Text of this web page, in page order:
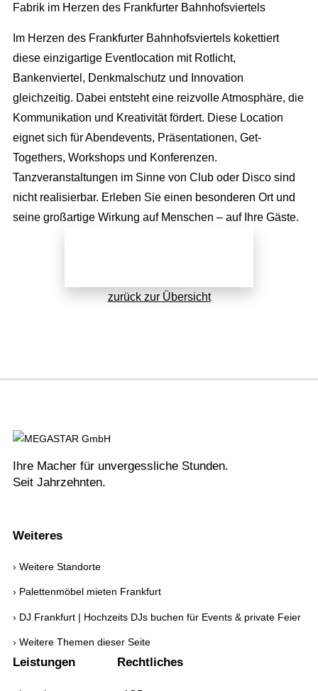
Full Service Agentur
Flexible Eventmanager
Locations
Eventausstattung
Technik
Catering
Dekoration
Eventmanagement
Wir planen Ihr Event
Corporate Events
Exhibition Events
Incentives
Kinder Events
Marketing
Events & Marketing
Eventmarketing
Promotion
Advertising
Referenzen
Über uns
Die Agentur
Konzeption
Stellenangebote
AGB
Fabrik im Herzen des Frankfurter Bahnhofsviertels
Im Herzen des Frankfurter Bahnhofsviertels kokettiert
diese einzigartige Eventlocation mit Rotlicht,
Bankenviertel, Denkmalschutz und Innovation
gleichzeitig. Dabei entsteht eine reizvolle Atmosphäre, die
Kommunikation und Kreativität fördert. Diese Location
eignet sich für Abendevents, Präsentationen, Get-
Togethers, Workshops und Konferenzen.
Tanzveranstaltungen im Sinne von Club oder Disco sind
nicht realisierbar. Erleben Sie einen besonderen Ort und
seine großartige Wirkung auf Menschen – auf Ihre Gäste.
zurück zur Übersicht
Ihre Macher für unvergessliche Stunden.
Seit Jahrzehnten.
Weiteres
Weitere Standorte
Palettenmöbel mieten Frankfurt
DJ Frankfurt | Hochzeits DJs buchen für Events & private Feier
Weitere Themen dieser Seite
Leistungen Rechtliches